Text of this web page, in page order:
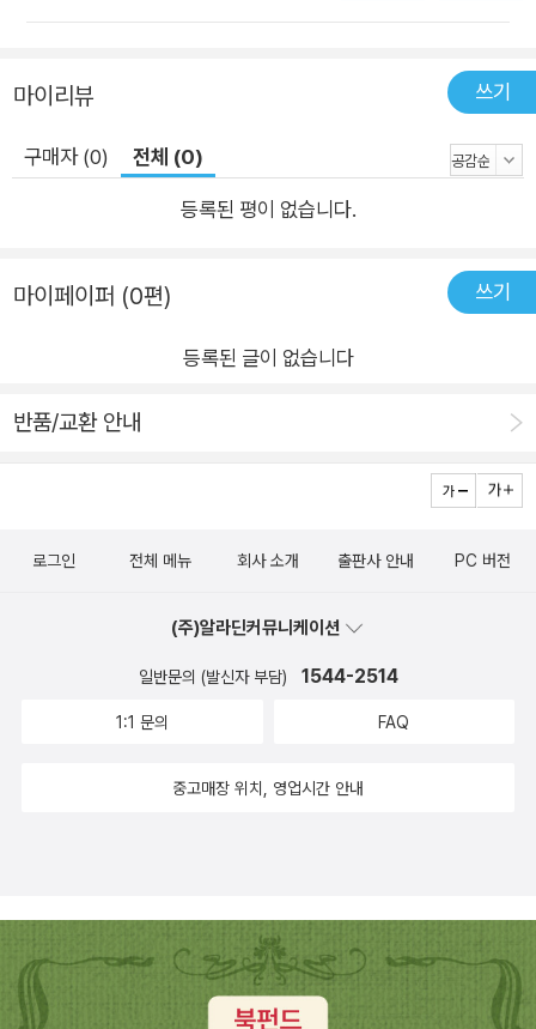
마이리뷰 쓰기
구매자 (0) 전체 (0)
등록된 평이 없습니다.
마이페이퍼 (0편) 쓰기
등록된 글이 없습니다
반품/교환 안내
로그인 전체 메뉴 회사 소개 출판사 안내 PC 버전
(주)알라딘커뮤니케이션
일반문의 (발신자 부담) 1544-2514
1:1 문의 FAQ
중고매장 위치, 영업시간 안내